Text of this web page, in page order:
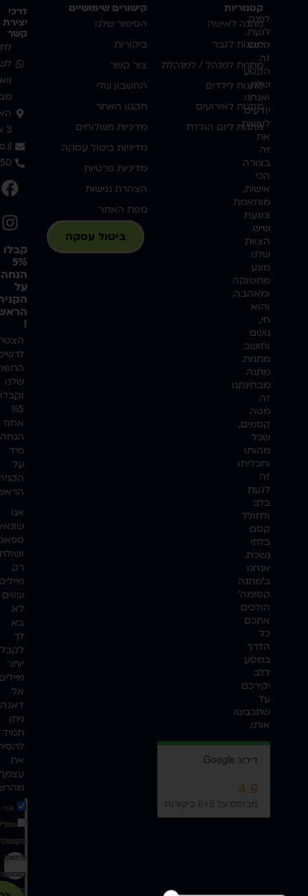
לפנק.
לגעת.
לרגש.
זה
הקטע
שלנו.
ואנחנו
יודעים
לעשות
את
זה
בצורה
הכי
אישית,
מותאמת
ונוגעת
שיש.
הצוות
שלנו
מונע
מתשוקה
ומאהבה,
והוא
חי,
נושם
וחושב
מתנות.
מתנה
מבחינתנו
זה
מטה
קסמים,
שכל
מהותו
ותכליתו
זה
לגעת
בלב
ולחולל
קסם
בלתי
נשכח.
אנחנו
ב'מתנה
קסומה'
הולכים
אתכם
כל
הדרך
במסע
ללב
יקירכם
עד
שתכבשו
אותו.
קטגוריות
מתנה לאישה
מתנות לגבר
מתנות למנהל / למנהלת
מתנות לילדים
מתנות לאירועים
מתנות ליום הולדת
קישורים שימושיים
הסיפור שלנו
ביקורות
צור קשר
החשבון שלי
תקנון האתר
מדיניות משלוחים
מדיניות ביטול עסקה
מדיניות פרטיות
הצהרת נגישות
מפת האתר
ביטול עסקה
דרכי
יצירת
קשר
3 אשדוד
קבלו
5%
הנחה
על
!
שלנו
וקבלו
%5
אחוז
הנחה
מיד
על
אנו
רק
שווים
לא
בא
לך
לקבל
יותר
אל
ניתן
תמיד
את
אני
לקבל
דיוור,
הטופס
מהווה
ל־